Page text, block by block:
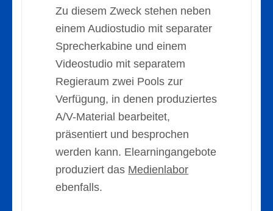
Zu diesem Zweck stehen neben
einem Audiostudio mit separater
Sprecherkabine und einem
Videostudio mit separatem
Regieraum zwei Pools zur
Verfügung, in denen produziertes
A/V-Material bearbeitet,
präsentiert und besprochen
werden kann. Elearningangebote
produziert das Medienlabor
ebenfalls.